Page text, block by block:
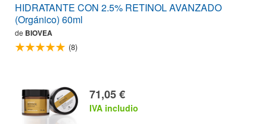
HIDRATANTE CON 2.5% RETINOL AVANZADO
(Orgánico) 60ml
de BIOVEA
(8)
71,05 €
IVA includio